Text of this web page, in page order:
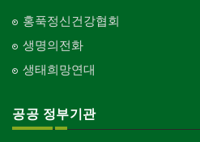
홍푹정신건강협회
생명의전화
생태희망연대
공공 정부기관